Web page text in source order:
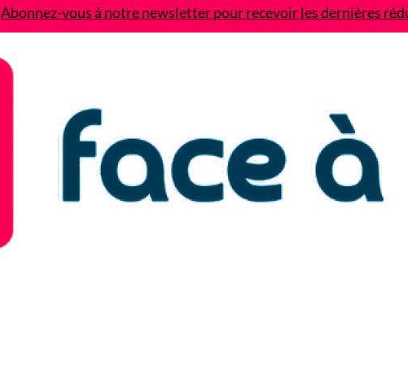
Abonnez-vous à notre newsletter pour recevoir les dernières